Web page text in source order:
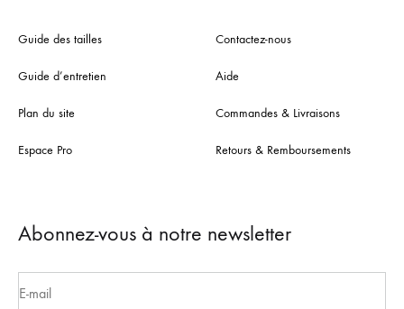
Guide des tailles
Guide d’entretien
Plan du site
Espace Pro
Contactez-nous
Aide
Commandes & Livraisons
Retours & Remboursements
Abonnez-vous à notre newsletter